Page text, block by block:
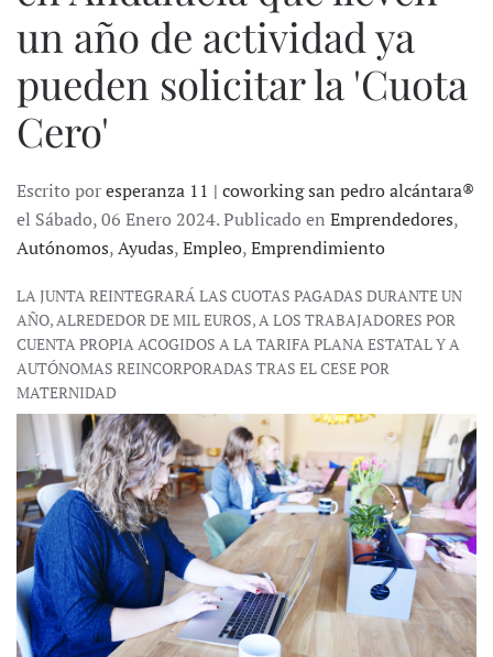
un año de actividad ya
pueden solicitar la 'Cuota
Cero'
Escrito poresperanza 11 | coworking san pedro alcántara®
el Sábado, 06 Enero 2024. Publicado en Emprendedores,
Autónomos,Ayudas,Empleo,Emprendimiento
LA JUNTA REINTEGRARÁ LAS CUOTAS PAGADAS DURANTE UN
AÑO, ALREDEDOR DE MIL EUROS, A LOS TRABAJADORES POR
CUENTA PROPIA ACOGIDOS A LA TARIFA PLANA ESTATAL Y A
AUTÓNOMAS REINCORPORADAS TRAS EL CESE POR
MATERNIDAD